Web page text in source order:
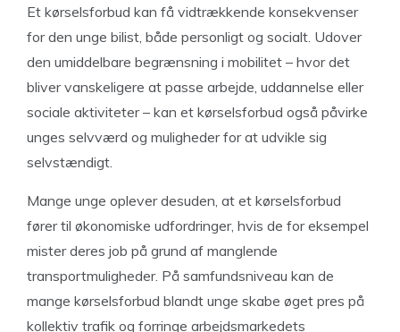
Et kørselsforbud kan få vidtrækkende konsekvenser
for den unge bilist, både personligt og socialt. Udover
den umiddelbare begrænsning i mobilitet – hvor det
bliver vanskeligere at passe arbejde, uddannelse eller
sociale aktiviteter – kan et kørselsforbud også påvirke
unges selvværd og muligheder for at udvikle sig
selvstændigt.
Mange unge oplever desuden, at et kørselsforbud
fører til økonomiske udfordringer, hvis de for eksempel
mister deres job på grund af manglende
transportmuligheder. På samfundsniveau kan de
mange kørselsforbud blandt unge skabe øget pres på
kollektiv trafik og forringe arbejdsmarkedets